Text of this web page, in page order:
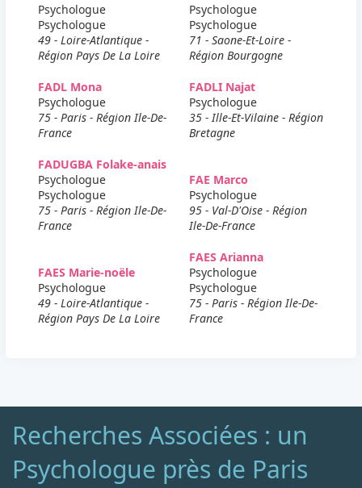
Psychologue
Psychologue
49 - Loire-Atlantique -
Région Pays De La Loire
Psychologue
Psychologue
71 - Saone-Et-Loire -
Région Bourgogne
FADL Mona
Psychologue
75 - Paris - Région Ile-De-
France
FADLI Najat
Psychologue
35 - Ille-Et-Vilaine - Région
Bretagne
FADUGBA Folake-anais
Psychologue
Psychologue
75 - Paris - Région Ile-De-
France
FAE Marco
Psychologue
95 - Val-D'Oise - Région
Ile-De-France
FAES Marie-noële
Psychologue
49 - Loire-Atlantique -
Région Pays De La Loire
FAES Arianna
Psychologue
Psychologue
75 - Paris - Région Ile-De-
France
Recherches Associées : un
Psychologue près de Paris